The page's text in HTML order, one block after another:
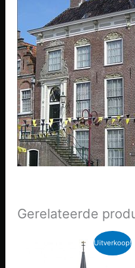
Gerelateerde
Uitverkoop!